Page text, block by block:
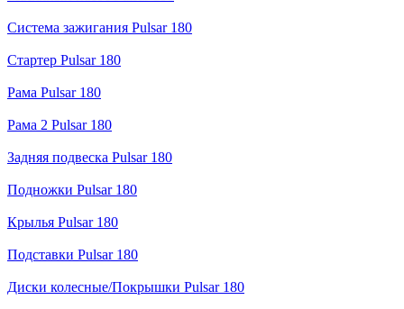
Система зажигания Pulsar 180
Стартер Pulsar 180
Рама Pulsar 180
Рама 2 Pulsar 180
Задняя подвеска Pulsar 180
Подножки Pulsar 180
Крылья Pulsar 180
Подставки Pulsar 180
Диски колесные/Покрышки Pulsar 180